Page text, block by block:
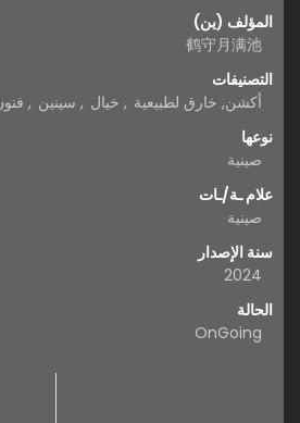
المؤلف (ين)
鹤守月满池
التصنيفات
أكشن, خارق لطبيعية , خيال , سينين ,
نوعها
صينية
علام ـة/ـات
صينية
سنة الإصدار
2024
الحالة
OnGoing